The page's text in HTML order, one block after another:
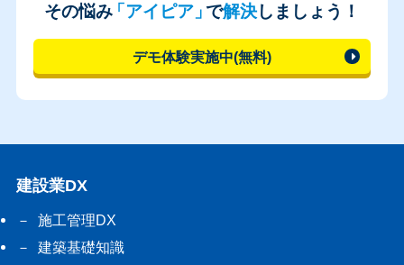
その悩み「アイピア」で解決しましょう！
デモ体験実施中(無料)
建設業DX
施工管理DX
建築基礎知識